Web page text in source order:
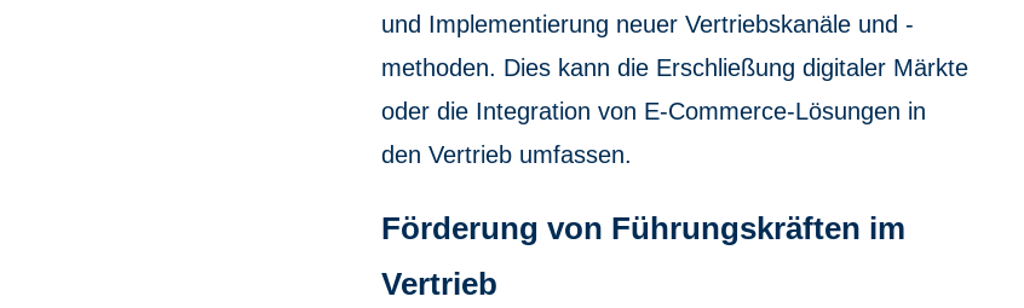
und Implementierung neuer Vertriebskanäle und -
methoden. Dies kann die Erschließung digitaler Märkte
oder die Integration von E-Commerce-Lösungen in
den Vertrieb umfassen.
Förderung von Führungskräften im
Vertrieb